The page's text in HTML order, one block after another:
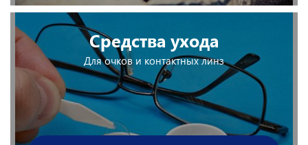
Средства ухода
Для очков и контактных линз